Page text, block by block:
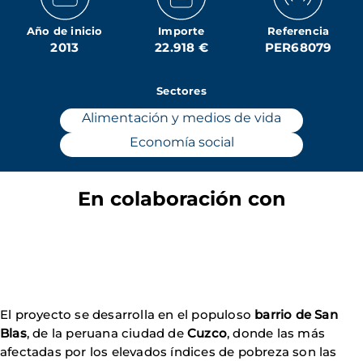
Año de inicio
2013
Importe
22.918 €
Referencia
PER68079
Sectores
Alimentación y medios de vida
Economía social
En colaboración con
El proyecto se desarrolla en el populoso barrio de San
Blas, de la peruana ciudad deCuzco, donde las más
afectadas por los elevados índices de pobreza son las